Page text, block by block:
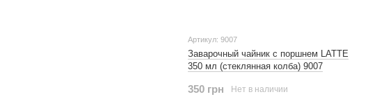
Артикул: 9007
Заварочный чайник с поршнем LATTE
350 мл (стеклянная колба) 9007
350 грн Нет в наличии